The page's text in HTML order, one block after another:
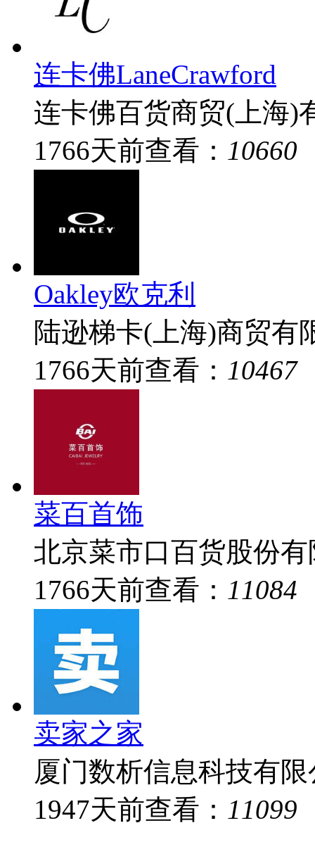
连卡佛LaneCrawford
连卡佛百货商贸(上海)
1766天前查看： 10660
Oakley欧克利
陆逊梯卡(上海)商贸有
1766天前查看： 10467
菜百首饰
北京菜市口百货股份
1766天前查看： 11084
卖家之家
厦门数析信息科技有
1947天前查看： 11099